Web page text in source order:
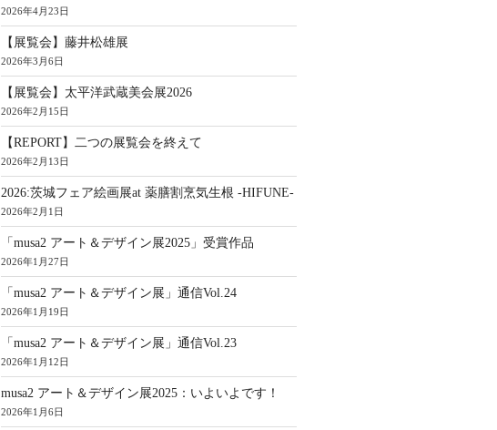
2026年4月23日
【展覧会】藤井松雄展
2026年3月6日
【展覧会】太平洋武蔵美会展2026
2026年2月15日
【REPORT】二つの展覧会を終えて
2026年2月13日
2026:茨城フェア絵画展at 薬膳割烹気生根 -HIFUNE-
2026年2月1日
「musa2 アート＆デザイン展2025」受賞作品
2026年1月27日
「musa2 アート＆デザイン展」通信Vol.24
2026年1月19日
「musa2 アート＆デザイン展」通信Vol.23
2026年1月12日
musa2 アート＆デザイン展2025：いよいよです！
2026年1月6日